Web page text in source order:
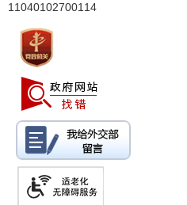
11040102700114